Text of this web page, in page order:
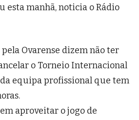
esta manhã, noticia o Rádio
pela Ovarense dizem não ter
o Torneio Internacional
equipa profissional que tem
aproveitar o jogo de